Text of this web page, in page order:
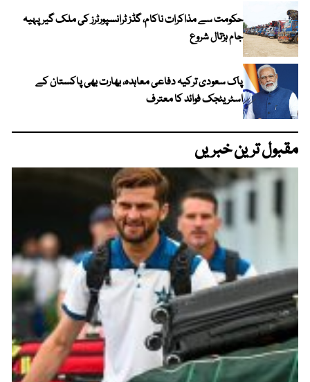
حکومت سے مذاکرات ناکام، گڈز ٹرانسپورٹرز کی ملک گیر پہیہ
جام ہڑتال شروع
پاک سعودی ترکیہ دفاعی معاہدہ، بھارت بھی پاکستان کے
اسٹریٹجک فوائد کا معترف
مقبول ترین خبریں